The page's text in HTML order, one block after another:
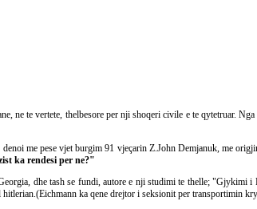
ne te vertete, thelbesore per nji shoqeri civile e te qytetruar.
me pese vjet burgim 91 vjeçarin Z.John Demjanuk, me
ka rendesi per ne?"
dhe tash se fundi, autore e nji studimi te thelle;
ka qene drejtor i seksionit per transportimin